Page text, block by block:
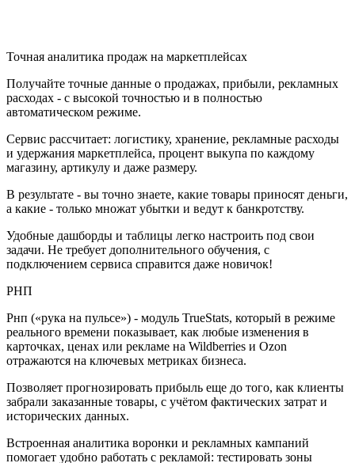
Точная аналитика продаж на маркетплейсах
Получайте точные данные о продажах, прибыли, рекламных
расходах - с высокой точностью и в полностью
автоматическом режиме.
Сервис рассчитает: логистику, хранение, рекламные расходы
и удержания маркетплейса, процент выкупа по каждому
магазину, артикулу и даже размеру.
В результате - вы точно знаете, какие товары приносят деньги,
а какие - только множат убытки и ведут к банкротству.
Удобные дашборды и таблицы легко настроить под свои
задачи. Не требует дополнительного обучения, с
подключением сервиса справится даже новичок!
РНП
Рнп («рука на пульсе») - модуль TrueStats, который в режиме
реального времени показывает, как любые изменения в
карточках, ценах или рекламе на Wildberries и Ozon
отражаются на ключевых метриках бизнеса.
Позволяет прогнозировать прибыль еще до того, как клиенты
забрали заказанные товары, с учётом фактических затрат и
исторических данных.
Встроенная аналитика воронки и рекламных кампаний
помогает удобно работать с рекламой: тестировать зоны